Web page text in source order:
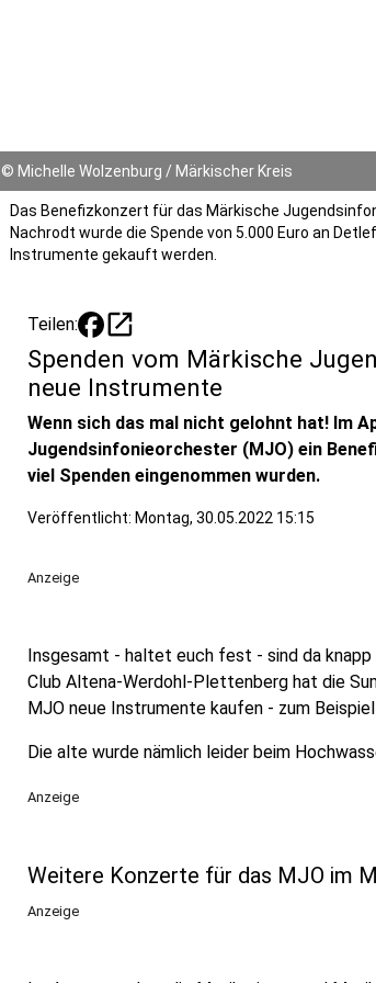
© Michelle Wolzenburg / Märkischer Kreis
Das Benefizkonzert für das Märkische
Nachrodt wurde die Spende von 5.000 Euro an
Instrumente gekauft werden.
Teilen: open_in_new
Spenden vom Märkische
neue Instrumente
Wenn sich das mal nicht gelohnt hat! Im
Jugendsinfonieorchester (MJO) ein
viel Spenden eingenommen wurden.
Veröffentlicht: Montag, 30.05.2022 15:15
Anzeige
Insgesamt - haltet euch fest - sind da
Club Altena-Werdohl-Plettenberg hat die
MJO neue Instrumente kaufen - zum
Die alte wurde nämlich leider beim
Anzeige
Weitere Konzerte für das MJO im
Anzeige